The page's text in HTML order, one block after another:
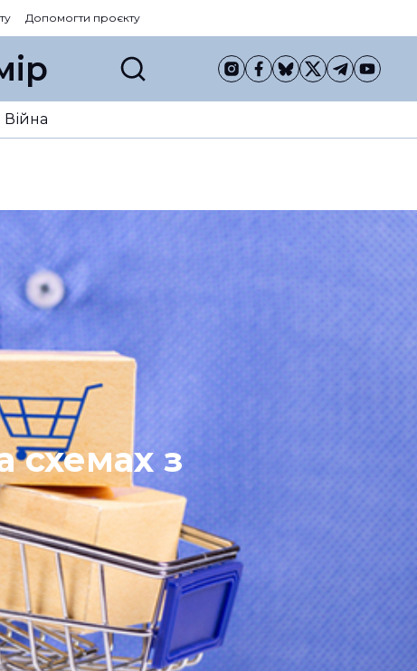
Допомогти проєкту
Війна
схемах з